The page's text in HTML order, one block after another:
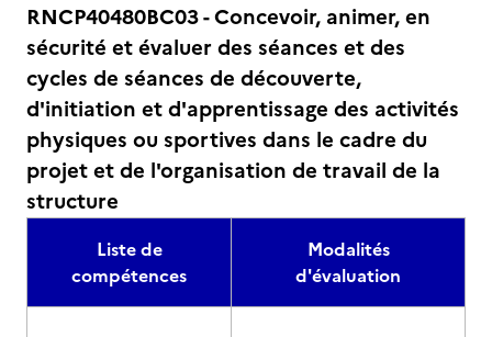
RNCP40480BC03 - Concevoir, animer, en
sécurité et évaluer des séances et des
cycles de séances de découverte,
d'initiation et d'apprentissage des activités
physiques ou sportives dans le cadre du
projet et de l'organisation de travail de la
structure
Liste de
compétences
Modalités
d'évaluation